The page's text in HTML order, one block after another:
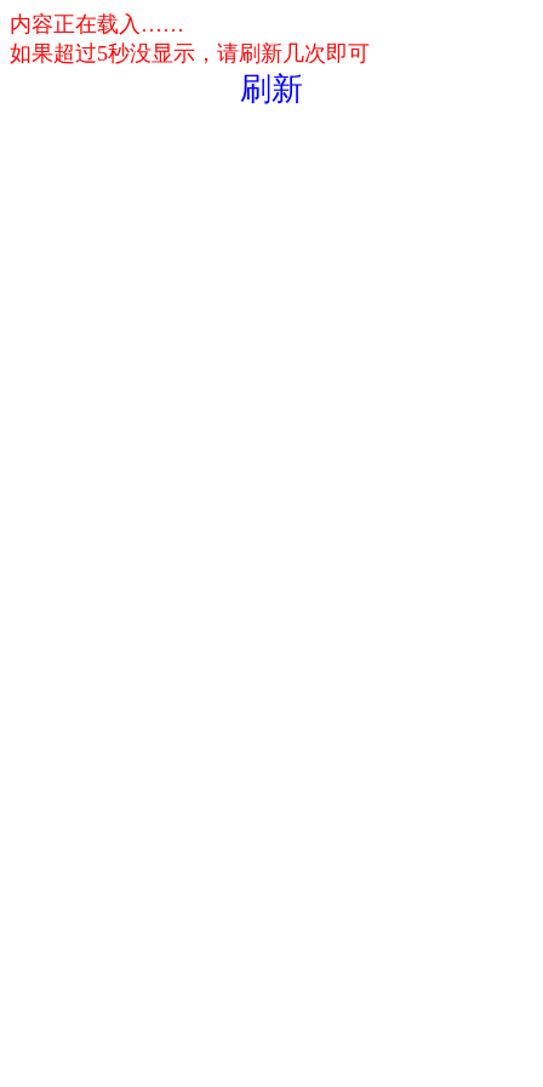
内容正在载入……
如果超过5秒没显示，请刷新几次即可
刷新